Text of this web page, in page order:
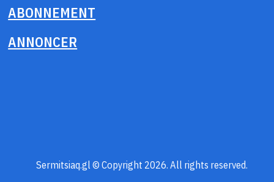
ABONNEMENT
ANNONCER
Sermitsiaq.gl © Copyright 2026. All rights reserved.